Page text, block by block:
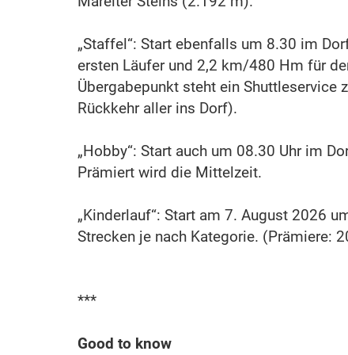
„Staffel“: Start ebenfalls um 8.30 im
ersten Läufer und 2,2 km/480 Hm für
Übergabepunkt steht ein Shuttleservice
Rückkehr aller ins Dorf).
„Hobby“: Start auch um 08.30 Uhr im
Prämiert wird die Mittelzeit.
„Kinderlauf“: Start am 7. August 2026
Strecken je nach Kategorie. (Prämiere:
***
Good to know